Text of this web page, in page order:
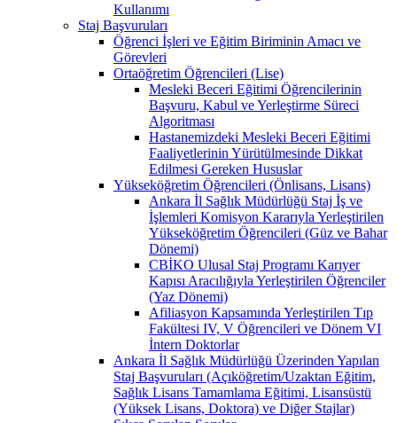
Kullanımı
Staj Başvuruları
Öğrenci İşleri ve Eğitim Biriminin Amacı ve
Görevleri
Ortaöğretim Öğrencileri (Lise)
Mesleki Beceri Eğitimi Öğrencilerinin
Başvuru, Kabul ve Yerleştirme Süreci
Algoritması
Hastanemizdeki Mesleki Beceri Eğitimi
Faaliyetlerinin Yürütülmesinde Dikkat
Edilmesi Gereken Hususlar
Yükseköğretim Öğrencileri (Önlisans, Lisans)
Ankara İl Sağlık Müdürlüğü Staj İş ve
İşlemleri Komisyon Kararıyla Yerleştirilen
Yükseköğretim Öğrencileri (Güz ve Bahar
Dönemi)
CBİKO Ulusal Staj Programı Karıyer
Kapısı Aracılığıyla Yerleştirilen Öğrenciler
(Yaz Dönemi)
Afiliasyon Kapsamında Yerleştirilen Tıp
Fakültesi IV, V Öğrencileri ve Dönem VI
İntern Doktorlar
Ankara İl Sağlık Müdürlüğü Üzerinden Yapılan
Staj Başvuruları (Açıköğretim/Uzaktan Eğitim,
Sağlık Lisans Tamamlama Eğitimi, Lisansüstü
(Yüksek Lisans, Doktora) ve Diğer Stajlar)